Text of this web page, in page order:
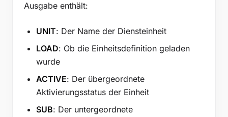
Ausgabe enthält:
UNIT: Der Name der Diensteinheit
LOAD: Ob die Einheitsdefinition geladen
wurde
ACTIVE: Der übergeordnete
Aktivierungsstatus der Einheit
SUB: Der untergeordnete